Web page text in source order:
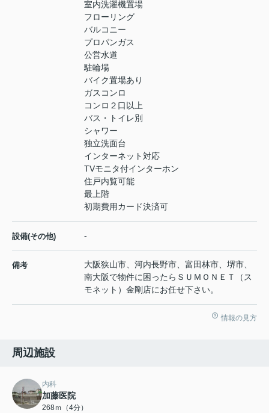
室内洗濯機置場
フローリング
バルコニー
プロパンガス
公営水道
駐輪場
バイク置場あり
ガスコンロ
コンロ２口以上
バス・トイレ別
シャワー
独立洗面台
インターネット対応
TVモニタ付インターホン
住戸内覧可能
最上階
初期費用カード決済可
設備(その他) -
備考
大阪狭山市、河内長野市、富田林市、堺市、
南大阪で物件に困ったらＳＵＭＯＮＥＴ（ス
モネット）金剛店にお任せ下さい。
情報の見方
周辺施設
内科
加藤医院
268ｍ（4分）